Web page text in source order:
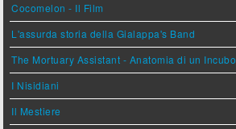
Cocomelon - Il Film
L'assurda storia della Gialappa's Band
The Mortuary Assistant - Anatomia di un Incubo
I Nisidiani
Il Mestiere